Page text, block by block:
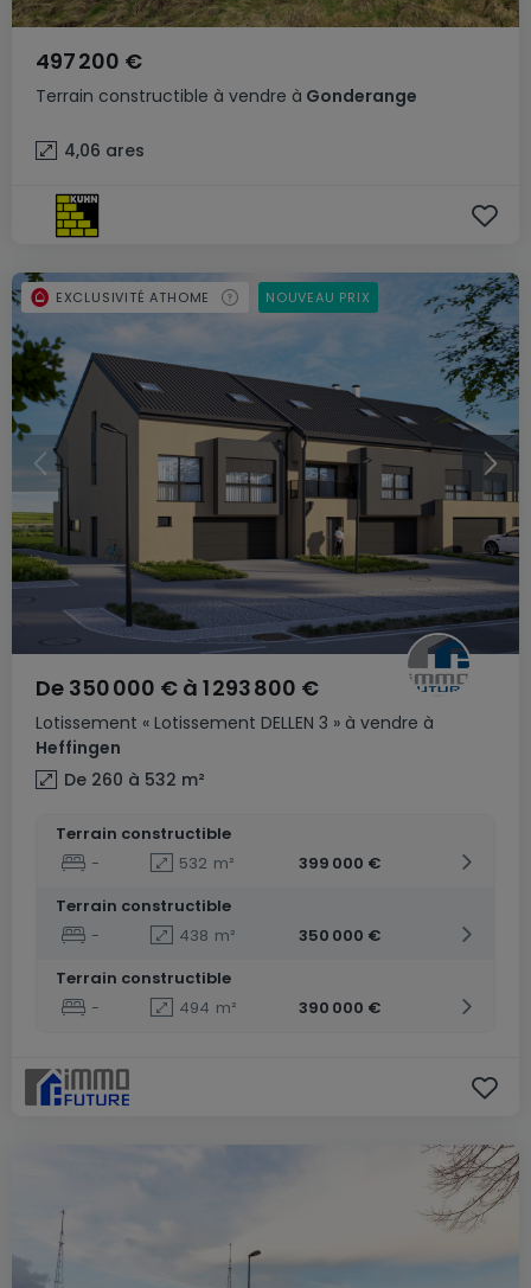
Terrain constructible à vendre à Gonderange
497 200 €
4,06 ares
Lotissement « Lotissement DELLEN 3 » à vendre à
Heffingen
De 350 000 € à 1 293 800 €
De 260 à 532 m²
EXCLUSIVITÉ ATHOME NOUVEAU PRIX
Terrain constructible
-
532 m²
399 000 €
Terrain constructible
-
438 m²
350 000 €
Terrain constructible
-
494 m² 390 000 €